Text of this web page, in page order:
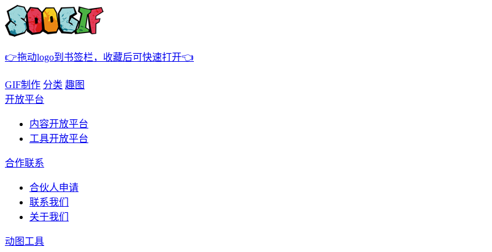
👉拖动logo到书签栏，收藏后可快速打开👈
GIF制作 分类 趣图
开放平台
内容开放平台
工具开放平台
合作联系
合伙人申请
联系我们
关于我们
动图工具